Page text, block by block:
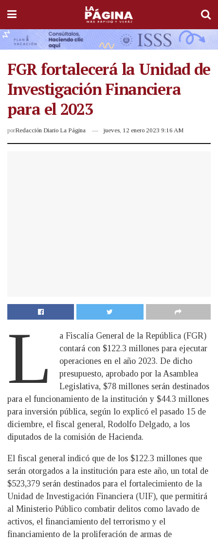
FGR fortalecerá la Unidad de
Investigación Financiera
para el 2023
porRedacción Diario La Página jueves, 12 enero 2023 9:16 AM
L
a Fiscalía General de la República (FGR)
contará con $122.3 millones para ejecutar
operaciones en el año 2023. De dicho
presupuesto, aprobado por la Asamblea
Legislativa, $78 millones serán destinados
para el funcionamiento de la institución y $44.3 millones
para inversión pública, según lo explicó el pasado 15 de
diciembre, el fiscal general, Rodolfo Delgado, a los
diputados de la comisión de Hacienda.
El fiscal general indicó que de los $122.3 millones que
serán otorgados a la institución para este año, un total de
$523,379 serán destinados para el fortalecimiento de la
Unidad de Investigación Financiera (UIF), que permitirá
al Ministerio Público combatir delitos como lavado de
activos, el financiamiento del terrorismo y el
financiamiento de la proliferación de armas de